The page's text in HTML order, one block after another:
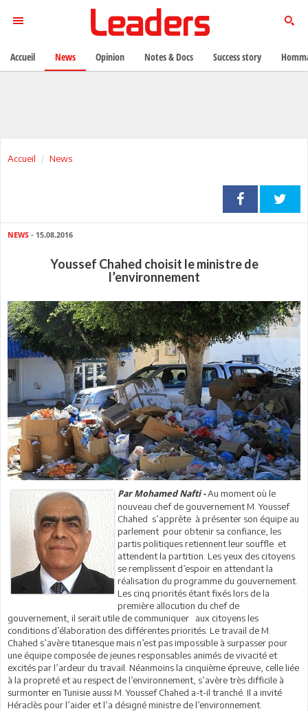
Accueil News
NEWS - 15.08.2016
Youssef Chahed choisit le ministre de
l’environnement
Par Mohamed Nafti -Au moment où le
nouveau chef de gouvernement M. Youssef
Chahed s’apprête à présenter son équipe au
parlement pour obtenir sa confiance, les
partis politiques retiennent leur souffle et
attendent la partition. Les yeux des citoyens
se remplissent d’espoir en attendant la
réalisation du programme du gouvernement.
Les cinq priorités étant fixés lors de la
première allocution du chef de
gouvernement, il serait utile de communiquer aux citoyens les
conditions d’élaboration des différentes priorités. Le travail de M.
Chahed s’avère titanesque mais n’est pas impossible à surpasser pour
une équipe composée de jeunes responsables animés de vivacité et
excités par l’ardeur du travail. Néanmoins la cinquième épreuve, celle liée
à la propreté et au respect de l’environnement, s’avère très difficile à
surmonter en Tunisie aussi M. Youssef Chahed a-t-il tranché. Il a invité
Héraclès pour l’aider et l’a désigné ministre de l’environnement.
Accueil News Opinion Notes & Docs Success story